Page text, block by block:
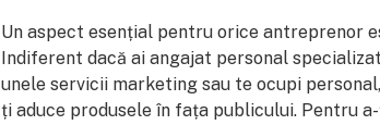
Un aspect esențial pentru orice antreprenor
Indiferent dacă ai angajat personal
unele servicii marketing sau te ocupi
ți aduce produsele în fața publicului. Pentru